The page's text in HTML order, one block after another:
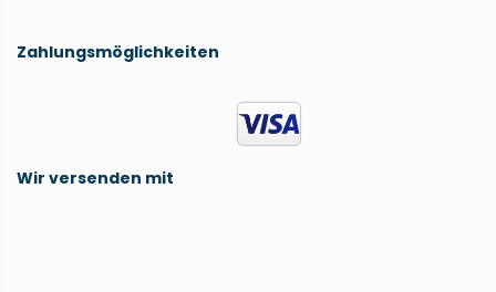
Zahlungsmöglichkeiten
Wir versenden mit